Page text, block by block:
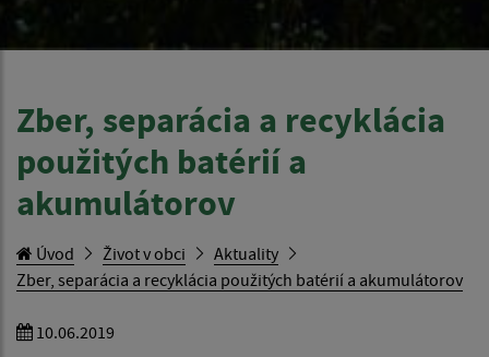
Zber, separácia a recyklácia
použitých batérií a
akumulátorov
Úvod Život v obci
Aktuality
Zber, separácia a recyklácia použitých batérií a akumulátorov
10.06.2019